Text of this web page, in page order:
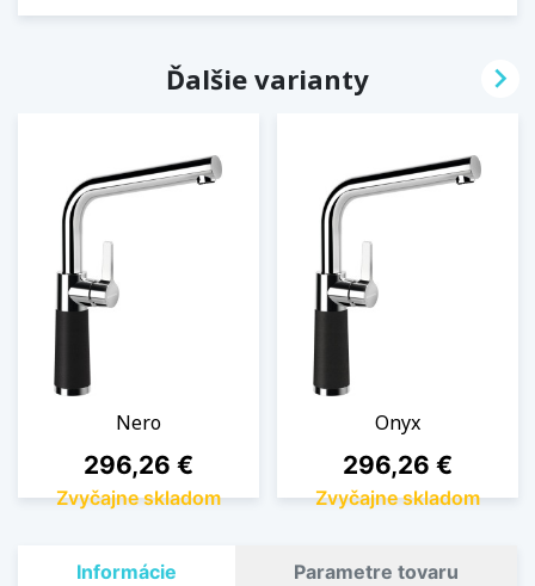
Ďalšie varianty
Nero
Cena
296,26 €
Zvyčajne skladom
Onyx
Cena
296,26 €
Zvyčajne skladom

Informácie Parametre tovaru